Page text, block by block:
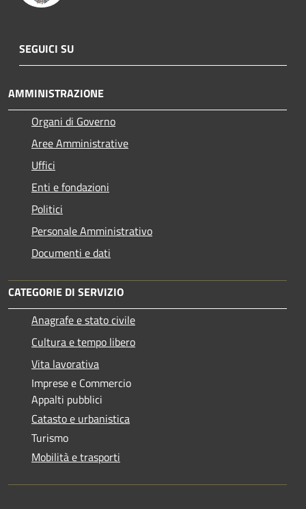
SEGUICI SU
AMMINISTRAZIONE
Organi di Governo
Aree Amministrative
Uffici
Enti e fondazioni
Politici
Personale Amministrativo
Documenti e dati
CATEGORIE DI SERVIZIO
Anagrafe e stato civile
Cultura e tempo libero
Vita lavorativa
Imprese e Commercio
Appalti pubblici
Catasto e urbanistica
Turismo
Mobilità e trasporti